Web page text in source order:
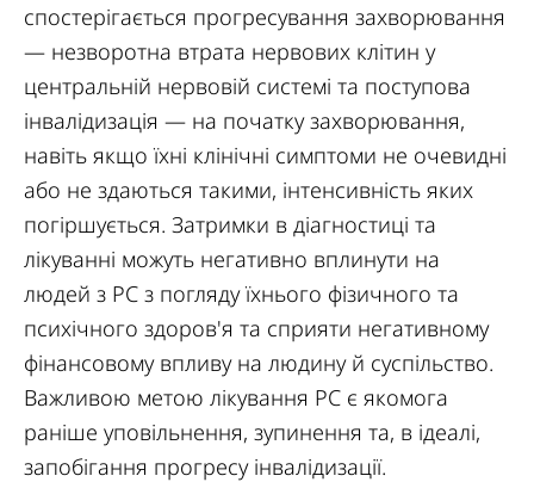
спостерігається прогресування захворювання
— незворотна втрата нервових клітин у
центральній нервовій системі та поступова
інвалідизація — на початку захворювання,
навіть якщо їхні клінічні симптоми не очевидні
або не здаються такими, інтенсивність яких
погіршується. Затримки в діагностиці та
лікуванні можуть негативно вплинути на
людей з РС з погляду їхнього фізичного та
психічного здоров'я та сприяти негативному
фінансовому впливу на людину й суспільство.
Важливою метою лікування РС є якомога
раніше уповільнення, зупинення та, в ідеалі,
запобігання прогресу інвалідизації.